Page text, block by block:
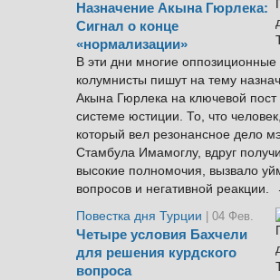
Назначение Акына Гюрлека:
Сигнал о конце
«нормализации»
В эти дни многие оппозиционные
колумнисты пишут на тему
Акына Гюрлека на ключевой пост
системе юстиции. То, что человек,
который вел резонансное дело
Стамбула Имамоглу, вдруг
высокие полномочия, вызвало
вопросов и негативной реакции.
Повестка дня Турции
| 04 Фев.
Четыре условия Бахчели
для решения курдского
вопроса